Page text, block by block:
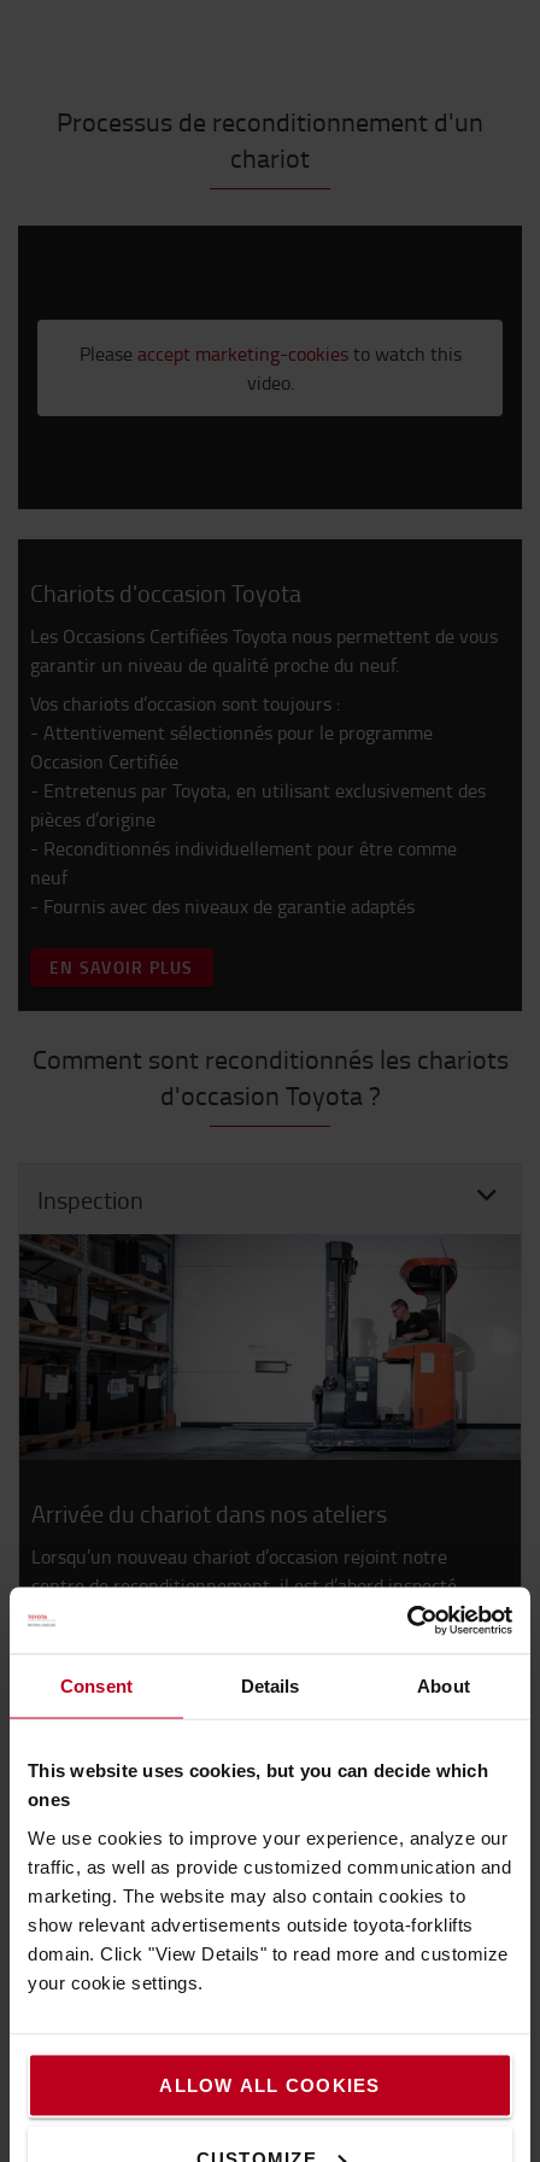
Consent Details About
This website uses cookies, but you can decide which
ones
We use cookies to improve your experience, analyze our
traffic, as well as provide customized communication and
marketing. The website may also contain cookies to
show relevant advertisements outside toyota-forklifts
domain. Click "View Details" to read more and customize
your cookie settings.
ALLOW ALL COOKIES
Processus de reconditionnement d'un
chariot
Please accept marketing-cookiesto watch this
video.
Chariots d'occasion Toyota
Les Occasions Certifiées Toyota nous permettent de vous
garantir un niveau de qualité proche du neuf.
Vos chariots d’occasion sont toujours :
- Attentivement sélectionnés pour le programme
Occasion Certifiée
- Entretenus par Toyota, en utilisant exclusivement des
pièces d’origine
- Reconditionnés individuellement pour être comme
neuf
- Fournis avec des niveaux de garantie adaptés
EN SAVOIR PLUS
Comment sont reconditionnés les chariots
d'occasion Toyota ?
Inspection
Arrivée du chariot dans nos ateliers
Lorsqu’un nouveau chariot d’occasion rejoint notre
centre de reconditionnement, il est d’abord inspecté
pour déterminer si il est éligible à la vente. Sa batterie
est mise en charge afin d’en tester l’état et la capacité.
Nettoyage
Tests
Peinture
Inspection finale
Bon à savoir lorsque vous louez, achetez ou
essayez un chariot d'occasion